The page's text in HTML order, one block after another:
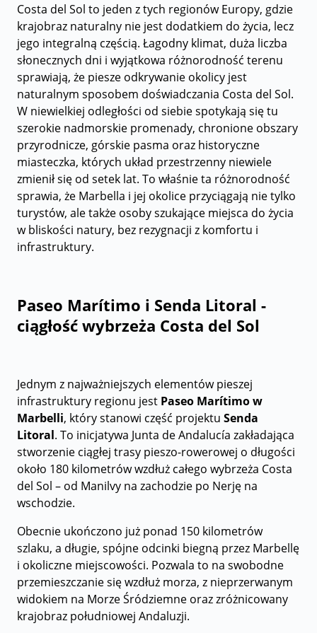
Costa del Sol to jeden z tych regionów Europy, gdzie
krajobraz naturalny nie jest dodatkiem do życia, lecz
jego integralną częścią. Łagodny klimat, duża liczba
słonecznych dni i wyjątkowa różnorodność terenu
sprawiają, że piesze odkrywanie okolicy jest
naturalnym sposobem doświadczania Costa del Sol.
W niewielkiej odległości od siebie spotykają się tu
szerokie nadmorskie promenady, chronione obszary
przyrodnicze, górskie pasma oraz historyczne
miasteczka, których układ przestrzenny niewiele
zmienił się od setek lat. To właśnie ta różnorodność
sprawia, że Marbella i jej okolice przyciągają nie tylko
turystów, ale także osoby szukające miejsca do życia
w bliskości natury, bez rezygnacji z komfortu i
infrastruktury.
Paseo Marítimo i Senda Litoral -
ciągłość wybrzeża Costa del Sol
Jednym z najważniejszych elementów pieszej
infrastruktury regionu jest Paseo Marítimo w
Marbelli, który stanowi część projektu Senda
Litoral. To inicjatywa Junta de Andalucía zakładająca
stworzenie ciągłej trasy pieszo-rowerowej o długości
około 180 kilometrów wzdłuż całego wybrzeża Costa
del Sol – od Manilvy na zachodzie po Nerję na
wschodzie.
Obecnie ukończono już ponad 150 kilometrów
szlaku, a długie, spójne odcinki biegną przez Marbellę
i okoliczne miejscowości. Pozwala to na swobodne
przemieszczanie się wzdłuż morza, z nieprzerwanym
widokiem na Morze Śródziemne oraz zróżnicowany
krajobraz południowej Andaluzji.